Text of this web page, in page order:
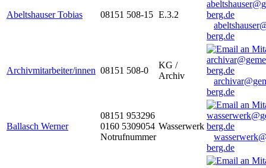
Abeltshauser Tobias 08151 508-15 E.3.2
berg.de
Archivmitarbeiter/innen 08151 508-0
KG /
Archiv
berg.de
Ballasch Werner
08151 953296
0160 5309054
Notrufnummer
Wasserwerk
berg.de